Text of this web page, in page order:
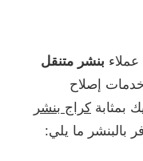
بنشر متنقل
إصلاح
بمثابة كراج بنشر
بالبنشر ما يلي: